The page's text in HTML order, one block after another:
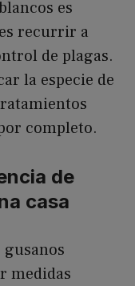
es
recurrir a
de plagas.
la especie de
completo.
de
casa
gusanos
medidas